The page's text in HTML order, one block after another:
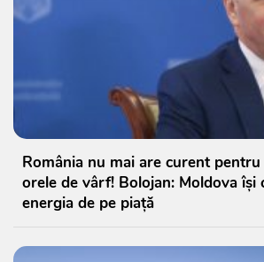
România nu mai are curent
orele de vârf! Bolojan: Moldova își
energia de pe piață